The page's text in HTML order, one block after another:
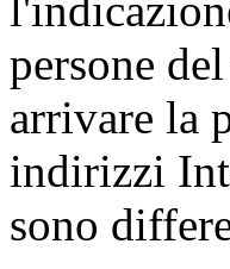
persone
arrivare la
indirizzi
sono